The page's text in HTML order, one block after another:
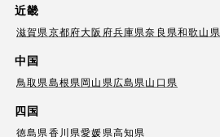
近畿
滋賀県京都府大阪府兵庫県奈良県和歌山県
中国
鳥取県島根県岡山県広島県山口県
四国
徳島県香川県愛媛県高知県